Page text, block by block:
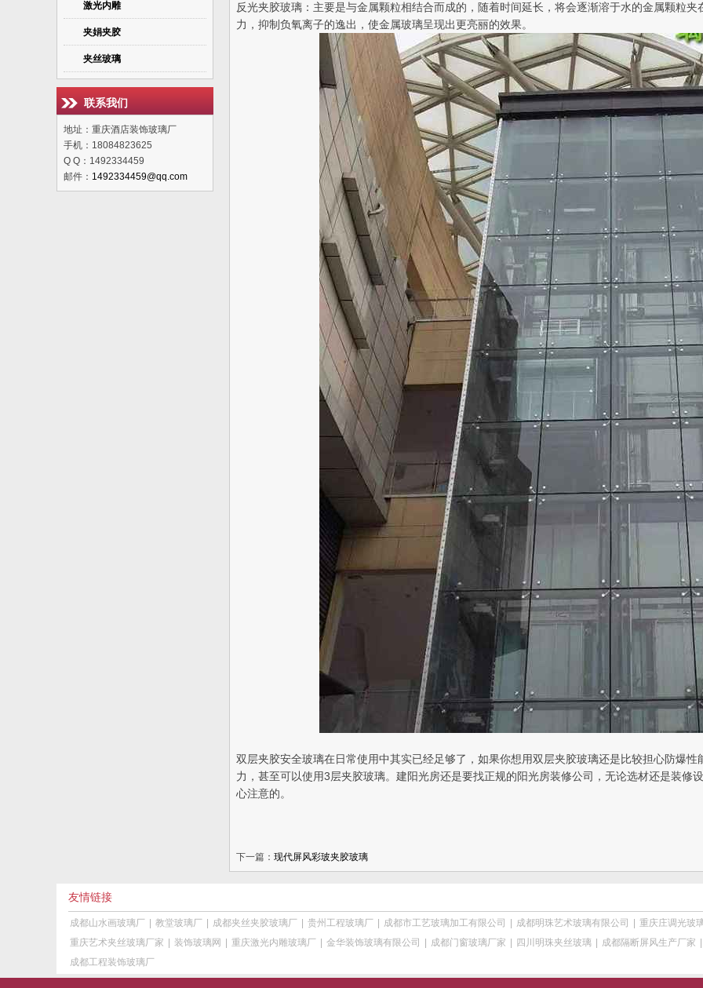
激光内雕
夹娟夹胶
夹丝玻璃
联系我们
地址：重庆酒店装饰玻璃厂
手机：18084823625
Q Q：1492334459
邮件： 1492334459@qq.com
反光夹胶玻璃：主要是与金属颗粒相结合而成的，随着时间延长，将会逐渐溶于水的金属颗粒
力，抑制负氧离子的逸出，使金属玻璃呈现出更亮丽的效果。
双层夹胶安全玻璃在日常使用中其实已经足够了，如果你想用双层夹胶玻璃还是比较担心防爆
力，甚至可以使用3层夹胶玻璃。建阳光房还是要找正规的阳光房装修公司，无论选材还是装修
心注意的。
下一篇： 现代屏风彩玻夹胶玻璃
友情链接
成都山水画玻璃厂 教堂玻璃厂 成都夹丝夹胶玻璃厂 贵州工程玻璃厂 成都市工艺玻璃加工有限公司 成都明珠艺术玻璃有限公司
重庆庄调光玻
重庆艺术夹丝玻璃厂家
装饰玻璃网 重庆激光内雕玻璃厂 金华装饰玻璃有限公司 成都门窗玻璃厂家 四川明珠夹丝玻璃 成都隔断屏风生产厂家
成都工程装饰玻璃厂